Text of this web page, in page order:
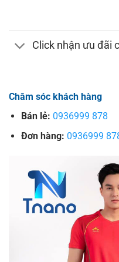
Click nhận ưu đãi
Chăm sóc khách hàng
Bán lẻ: 0936999 878
Đơn hàng: 0936999